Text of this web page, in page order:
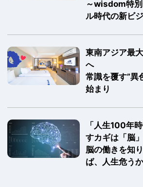
～wisdom特
ル時代の新ビ
東南アジア最
へ
常識を覆す”異
始まり
「人生100年
すカギは「脳
脳の働きを知
ば、人生危う